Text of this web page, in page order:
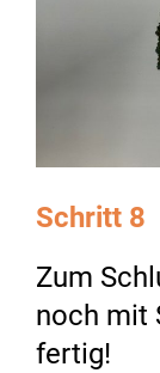
Schritt 8
Zum
noch mit
fertig!